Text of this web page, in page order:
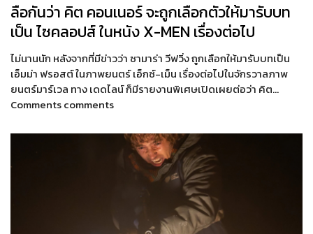
ลือกันว่า คิต คอนเนอร์ จะถูกเลือกตัวให้มารับบท
เป็น ไซคลอปส์ ในหนัง X-MEN เรื่องต่อไป
ไม่นานนัก หลังจากที่มีข่าวว่า ซามาร่า วีฟวิ่ง ถูกเลือกให้มารับบทเป็น
เอ็มม่า ฟรอสต์ ในภาพยนตร์ เอ็กซ์-เม็น เรื่องต่อไปในจักรวาลภาพ
ยนตร์มาร์เวล ทาง เดดไลน์ ก็มีรายงานพิเศษเปิดเผยต่อว่า คิต…
Comments comments